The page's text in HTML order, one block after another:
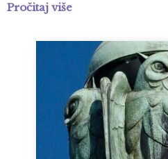
Pročitaj više